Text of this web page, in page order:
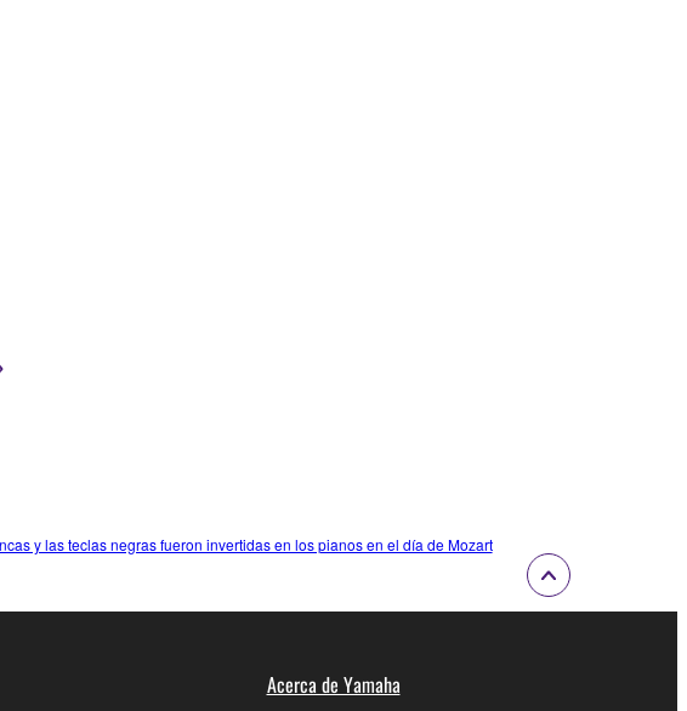
y las teclas negras fueron invertidas en los pianos en el día de Mozart
Acerca de Yamaha